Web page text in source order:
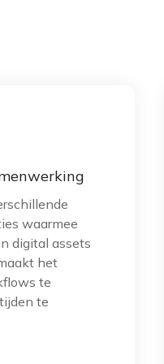
Laat ons voor alles zorgen:
waarmee
digital assets
het
te
te